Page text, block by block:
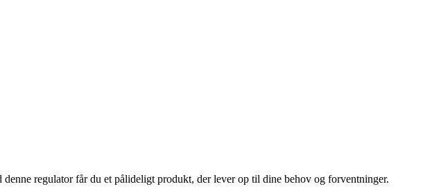
regulator får du et pålideligt produkt, der lever op til dine behov og forventninger.